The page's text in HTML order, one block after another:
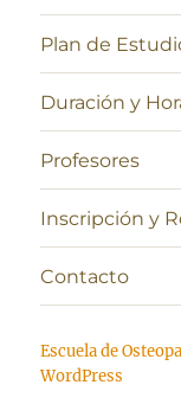
Plan de
Duración y
Profesores
Inscripción y
Contacto
Escuela de
WordPress